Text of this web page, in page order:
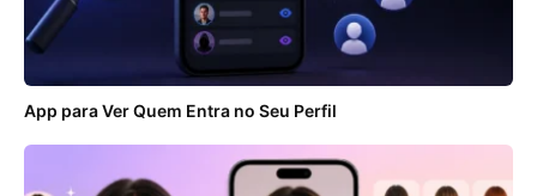
App para Ver Quem Entra no Seu Perfil